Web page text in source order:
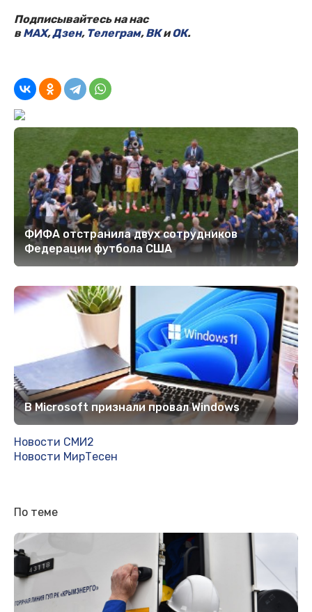
Подписывайтесь на нас
вMAX,Дзен, Телеграм,ВКиОК.
ФИФА отстранила двух сотрудников
Федерации футбола США
В Microsoft признали провал Windows
Новости СМИ2
Новости МирТесен
По теме